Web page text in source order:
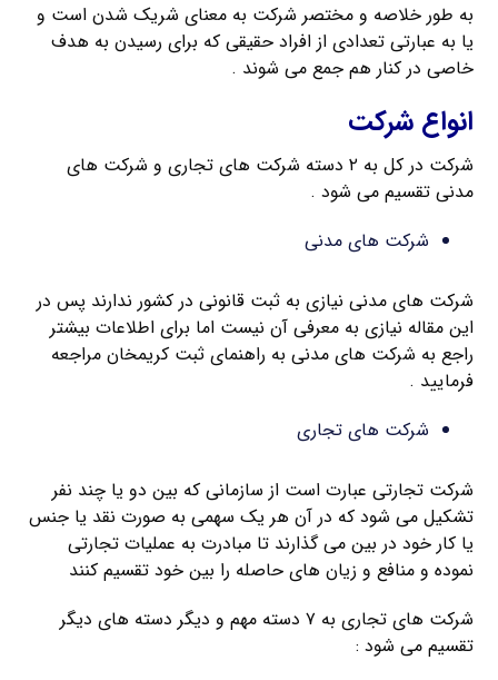
به طور خلاصه و مختصر شرکت به معنای شریک شدن است و
یا به عبارتی تعدادی از افراد حقیقی که برای رسیدن به هدف
خاصی در کنار هم جمع می شوند .
انواع شرکت
شرکت در کل به ۲ دسته شرکت های تجاری و شرکت های
مدنی تقسیم می شود .
شرکت های مدنی
شرکت های مدنی نیازی به ثبت قانونی در کشور ندارند پس در
این مقاله نیازی به معرفی آن نیست اما برای اطلاعات بیشتر
راجع به شرکت های مدنی به راهنمای ثبت کریمخان مراجعه
فرمایید .
شرکت های تجاری
شرکت تجارتی عبارت است از سازمانی که بین دو یا چند نفر
تشکیل می شود که در آن هر یک سهمی به صورت نقد یا جنس
یا کار خود در بین می گذارند تا مبادرت به عملیات تجارتی
نموده و منافع و زیان های حاصله را بین خود تقسیم کنند
شرکت های تجاری به ۷ دسته مهم و دیگر دسته های دیگر
تقسیم می شود :